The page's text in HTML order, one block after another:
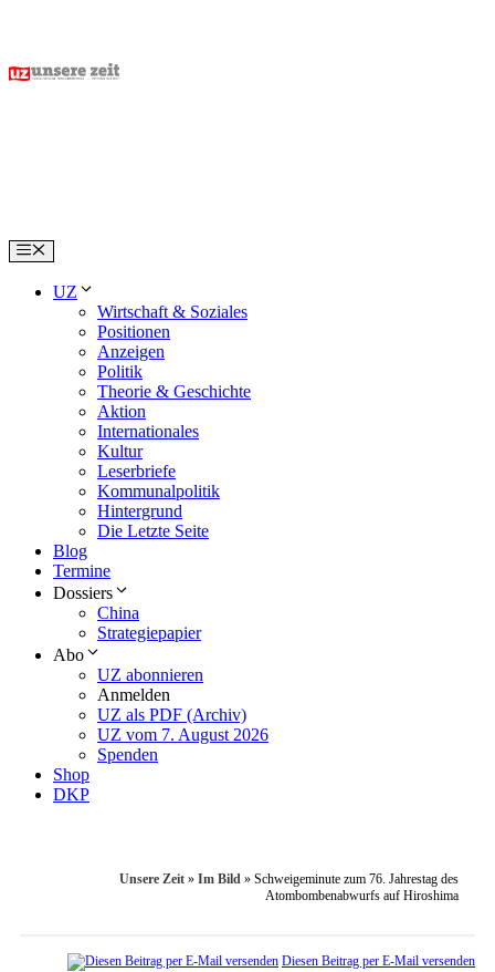
content
Menu
UZ
Wirtschaft & Soziales
Positionen
Anzeigen
Politik
Theorie & Geschichte
Aktion
Internationales
Kultur
Leserbriefe
Kommunalpolitik
Hintergrund
Die Letzte Seite
Blog
Termine
Dossiers
China
Strategiepapier
Abo
UZ abonnieren
Anmelden
UZ als PDF (Archiv)
UZ vom 7. August 2026
Spenden
Shop
DKP
Unsere Zeit » Im Bild » Schweigeminute zum 76. Jahrestag des
Atombombenabwurfs auf Hiroshima
Diesen Beitrag per E-Mail versenden